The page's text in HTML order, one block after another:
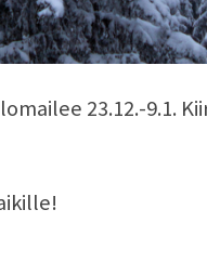
23.12.-9.1.